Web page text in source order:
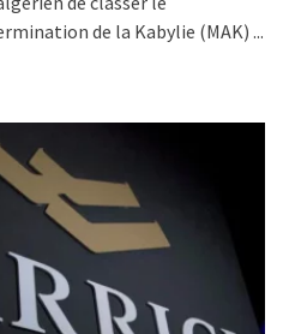
de la Kabylie (MAK) ...